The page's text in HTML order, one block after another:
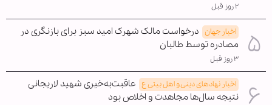
۲ روز قبل
اخبار جهان درخواست مالک شهرک امید سبز برای بازنگری در
مصادره توسط طالبان
۳ روز قبل
اخبار نهادهای دینی و اهل بیتی ع عاقبت‌به‌خیری شهید لاریجانی
نتیجه سال‌ها مجاهدت و اخلاص بود